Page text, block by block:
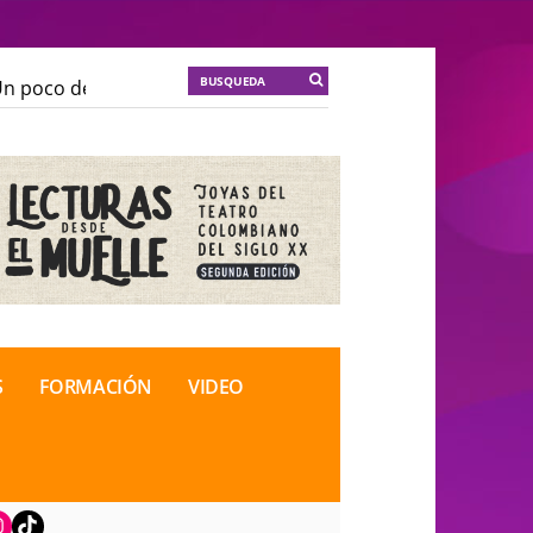
poco de locura para la cordura
de Teatro Rosa
FORMACIÓN VIDEO
TikTok